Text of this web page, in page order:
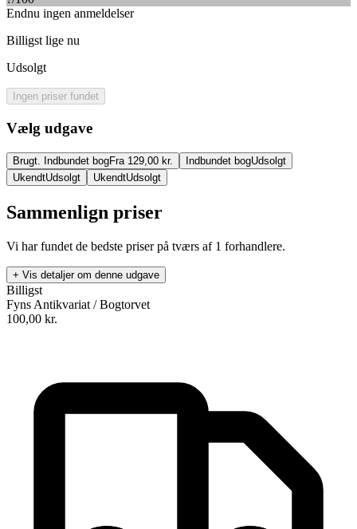
Endnu ingen anmeldelser
Billigst lige nu
Udsolgt
Ingen priser fundet
Vælg udgave
Brugt. Indbundet bogFra 129,00 kr. Indbundet bogUdsolgt
UkendtUdsolgt UkendtUdsolgt
Sammenlign priser
Vi har fundet de bedste priser på tværs af 1 forhandlere.
+ Vis detaljer om denne udgave
Vikingerne
Billigst
Fyns Antikvariat / Bogtorvet
100,00 kr.